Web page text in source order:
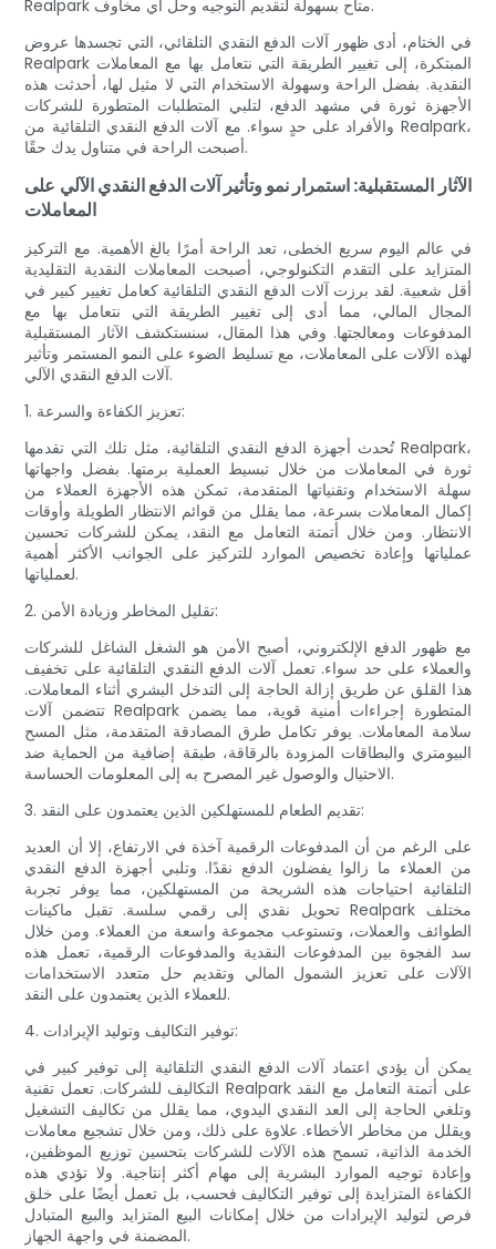
Realpark متاح بسهولة لتقديم التوجيه وحل أي مخاوف.
في الختام، أدى ظهور آلات الدفع النقدي التلقائي، التي تجسدها عروض
Realpark المبتكرة، إلى تغيير الطريقة التي نتعامل بها مع المعاملات
النقدية. بفضل الراحة وسهولة الاستخدام التي لا مثيل لها، أحدثت هذه
الأجهزة ثورة في مشهد الدفع، لتلبي المتطلبات المتطورة للشركات
والأفراد على حدٍ سواء. مع آلات الدفع النقدي التلقائية من Realpark،
أصبحت الراحة في متناول يدك حقًا.
الآثار المستقبلية: استمرار نمو وتأثير آلات الدفع النقدي الآلي على
المعاملات
في عالم اليوم سريع الخطى، تعد الراحة أمرًا بالغ الأهمية. مع التركيز
المتزايد على التقدم التكنولوجي، أصبحت المعاملات النقدية التقليدية
أقل شعبية. لقد برزت آلات الدفع النقدي التلقائية كعامل تغيير كبير في
المجال المالي، مما أدى إلى تغيير الطريقة التي نتعامل بها مع
المدفوعات ومعالجتها. وفي هذا المقال، سنستكشف الآثار المستقبلية
لهذه الآلات على المعاملات، مع تسليط الضوء على النمو المستمر وتأثير
آلات الدفع النقدي الآلي.
1. تعزيز الكفاءة والسرعة:
تُحدث أجهزة الدفع النقدي التلقائية، مثل تلك التي تقدمها Realpark،
ثورة في المعاملات من خلال تبسيط العملية برمتها. بفضل واجهاتها
سهلة الاستخدام وتقنياتها المتقدمة، تمكن هذه الأجهزة العملاء من
إكمال المعاملات بسرعة، مما يقلل من قوائم الانتظار الطويلة وأوقات
الانتظار. ومن خلال أتمتة التعامل مع النقد، يمكن للشركات تحسين
عملياتها وإعادة تخصيص الموارد للتركيز على الجوانب الأكثر أهمية
لعملياتها.
2. تقليل المخاطر وزيادة الأمن:
مع ظهور الدفع الإلكتروني، أصبح الأمن هو الشغل الشاغل للشركات
والعملاء على حد سواء. تعمل آلات الدفع النقدي التلقائية على تخفيف
هذا القلق عن طريق إزالة الحاجة إلى التدخل البشري أثناء المعاملات.
تتضمن آلات Realpark المتطورة إجراءات أمنية قوية، مما يضمن
سلامة المعاملات. يوفر تكامل طرق المصادقة المتقدمة، مثل المسح
البيومتري والبطاقات المزودة بالرقاقة، طبقة إضافية من الحماية ضد
الاحتيال والوصول غير المصرح به إلى المعلومات الحساسة.
3. تقديم الطعام للمستهلكين الذين يعتمدون على النقد:
على الرغم من أن المدفوعات الرقمية آخذة في الارتفاع، إلا أن العديد
من العملاء ما زالوا يفضلون الدفع نقدًا. وتلبي أجهزة الدفع النقدي
التلقائية احتياجات هذه الشريحة من المستهلكين، مما يوفر تجربة
تحويل نقدي إلى رقمي سلسة. تقبل ماكينات Realpark مختلف
الطوائف والعملات، وتستوعب مجموعة واسعة من العملاء. ومن خلال
سد الفجوة بين المدفوعات النقدية والمدفوعات الرقمية، تعمل هذه
الآلات على تعزيز الشمول المالي وتقديم حل متعدد الاستخدامات
للعملاء الذين يعتمدون على النقد.
4. توفير التكاليف وتوليد الإيرادات:
يمكن أن يؤدي اعتماد آلات الدفع النقدي التلقائية إلى توفير كبير في
التكاليف للشركات. تعمل تقنية Realpark على أتمتة التعامل مع النقد
وتلغي الحاجة إلى العد النقدي اليدوي، مما يقلل من تكاليف التشغيل
ويقلل من مخاطر الأخطاء. علاوة على ذلك، ومن خلال تشجيع معاملات
الخدمة الذاتية، تسمح هذه الآلات للشركات بتحسين توزيع الموظفين،
وإعادة توجيه الموارد البشرية إلى مهام أكثر إنتاجية. ولا تؤدي هذه
الكفاءة المتزايدة إلى توفير التكاليف فحسب، بل تعمل أيضًا على خلق
فرص لتوليد الإيرادات من خلال إمكانات البيع المتزايد والبيع المتبادل
المضمنة في واجهة الجهاز.